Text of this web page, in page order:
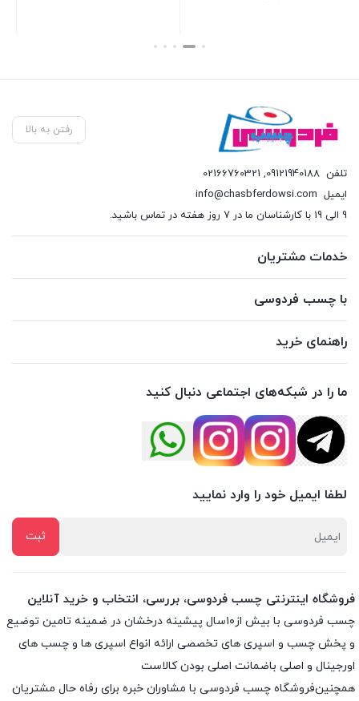
بستن
رفتن به بالا
تلفن 09121940188
,
02166760321
ایمیل info@chasbferdowsi.com
9 الی 19 با کارشناسان ما در 7 روز هفته در تماس باشید.
خدمات مشتریان
با چسب فردوسی
راهنمای خرید
ما را در شبکه‌های اجتماعی دنبال کنید
لطفا ایمیل خود را وارد نمایید
فروشگاه اینترنتی چسب فردوسی، بررسی، انتخاب و خرید آنلاین
چسب فردوسی با بیش از۱۰سال پیشینه درخشان در ضمینه تامین توضیع
و پخش چسب و اسپری های تخصصی ارائه انواع اسپری ها و چسب های
اورجینال و اصلی باضمانت اصلی بودن کالاست
همچنین‌فروشگاه چسب فردوسی با مشاوران خبره برای رفاه حال مشتریان